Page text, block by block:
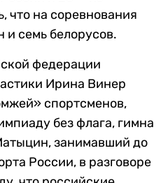
что на соревнования
и семь белорусов.
федерации
Ирина Винер
спортсменов,
без флага, гимна
занимавший до
России, в разговоре